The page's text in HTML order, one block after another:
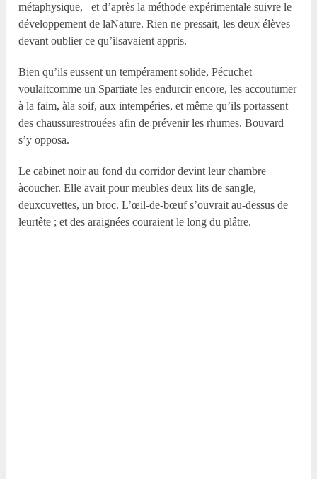
métaphysique,– et d’après la méthode expérimentale suivre le
développement de laNature. Rien ne pressait, les deux élèves
devant oublier ce qu’ilsavaient appris.
Bien qu’ils eussent un tempérament solide, Pécuchet
voulaitcomme un Spartiate les endurcir encore, les accoutumer
à la faim, àla soif, aux intempéries, et même qu’ils portassent
des chaussurestrouées afin de prévenir les rhumes. Bouvard
s’y opposa.
Le cabinet noir au fond du corridor devint leur chambre
àcoucher. Elle avait pour meubles deux lits de sangle,
deuxcuvettes, un broc. L’œil-de-bœuf s’ouvrait au-dessus de
leurtête ; et des araignées couraient le long du plâtre.